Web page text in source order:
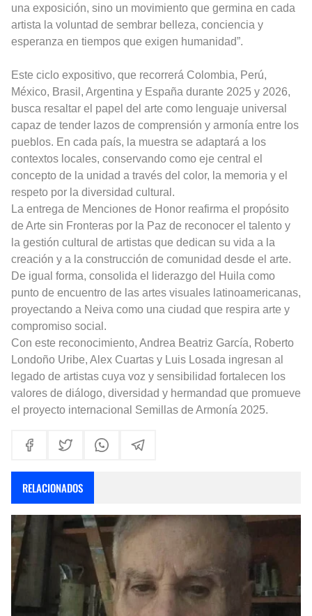
una exposición, sino un movimiento que germina en cada
artista la voluntad de sembrar belleza, conciencia y
esperanza en tiempos que exigen humanidad”.
Este ciclo expositivo, que recorrerá Colombia, Perú,
México, Brasil, Argentina y España durante 2025 y 2026,
busca resaltar el papel del arte como lenguaje universal
capaz de tender lazos de comprensión y armonía entre los
pueblos. En cada país, la muestra se adaptará a los
contextos locales, conservando como eje central el
concepto de la unidad a través del color, la memoria y el
respeto por la diversidad cultural.
La entrega de Menciones de Honor reafirma el propósito
de Arte sin Fronteras por la Paz de reconocer el talento y
la gestión cultural de artistas que dedican su vida a la
creación y a la construcción de comunidad desde el arte.
De igual forma, consolida el liderazgo del Huila como
punto de encuentro de las artes visuales latinoamericanas,
proyectando a Neiva como una ciudad que respira arte y
compromiso social.
Con este reconocimiento, Andrea Beatriz García, Roberto
Londoño Uribe, Alex Cuartas y Luis Losada ingresan al
legado de artistas cuya voz y sensibilidad fortalecen los
valores de diálogo, diversidad y hermandad que promueve
el proyecto internacional Semillas de Armonía 2025.
RELACIONADOS